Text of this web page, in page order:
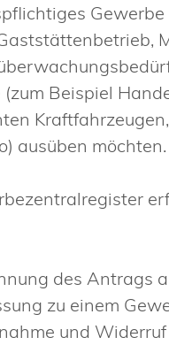
Gewerbe
(zum Beispiel
Kraftfahrzeugen,
ausüben möchten.
des Antrags
zu einem
und